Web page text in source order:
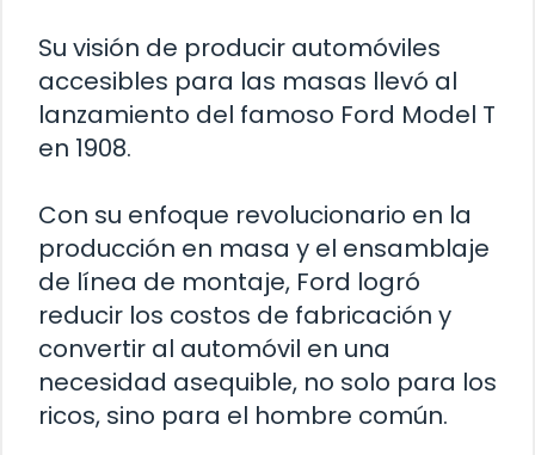
Su visión de producir automóviles
accesibles para las masas llevó al
lanzamiento del famoso Ford Model T
en 1908.
Con su enfoque revolucionario en la
producción en masa y el ensamblaje
de línea de montaje, Ford logró
reducir los costos de fabricación y
convertir al automóvil en una
necesidad asequible, no solo para los
ricos, sino para el hombre común.